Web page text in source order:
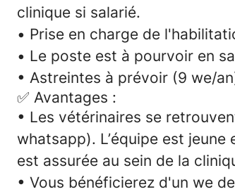
clinique si salarié.
• Prise en charge de
• Le poste est à pourvoir en
• Astreintes à prévoir (9 we/
✅ Avantages :
• Les vétérinaires se
whatsapp). L’équipe est
est assurée au sein de la
• Vous bénéficierez d'un we